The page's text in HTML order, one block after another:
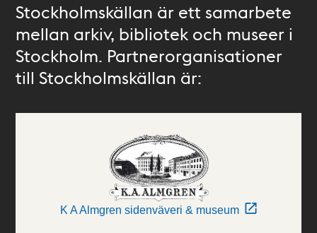
Stockholmskällan är ett samarbete
mellan arkiv, bibliotek och museer i
Stockholm. Partnerorganisationer
till Stockholmskällan är:
K A Almgren sidenväveri & museum